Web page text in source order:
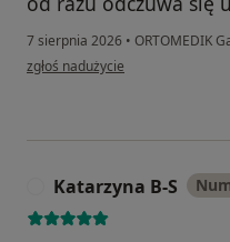
7 sierpnia 2026 • ORTOMEDIK
w opinii użytkownika Piotr Bursa
zgłoś nadużycie
Katarzyna B-S